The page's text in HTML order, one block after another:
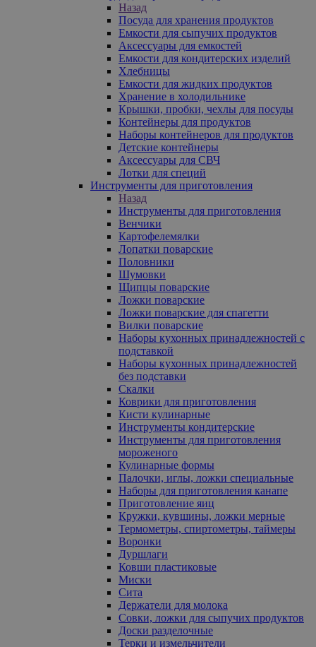
Назад
Посуда для хранения продуктов
Емкости для сыпучих продуктов
Аксессуары для емкостей
Емкости для кондитерских изделий
Хлебницы
Емкости для жидких продуктов
Хранение в холодильнике
Крышки, пробки, чехлы для посуды
Контейнеры для продуктов
Наборы контейнеров для продуктов
Детские контейнеры
Аксессуары для СВЧ
Лотки для специй
Инструменты для приготовления
Назад
Инструменты для приготовления
Венчики
Картофелемялки
Лопатки поварские
Половники
Шумовки
Щипцы поварские
Ложки поварские
Ложки поварские для спагетти
Вилки поварские
Наборы кухонных принадлежностей с
подставкой
Наборы кухонных принадлежностей
без подставки
Скалки
Коврики для приготовления
Кисти кулинарные
Инструменты кондитерские
Инструменты для приготовления
мороженого
Кулинарные формы
Палочки, иглы, ложки специальные
Наборы для приготовления канапе
Приготовление яиц
Кружки, кувшины, ложки мерные
Термометры, спиртометры, таймеры
Воронки
Дуршлаги
Ковши пластиковые
Миски
Сита
Держатели для молока
Совки, ложки для сыпучих продуктов
Доски разделочные
Терки и измельчители